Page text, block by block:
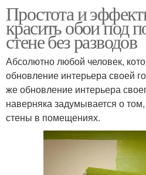
Простота и
красить обои под
стене без разводов
Абсолютно любой человек,
обновление интерьера своей
же обновление интерьера
наверняка задумывается о
стены в помещениях.